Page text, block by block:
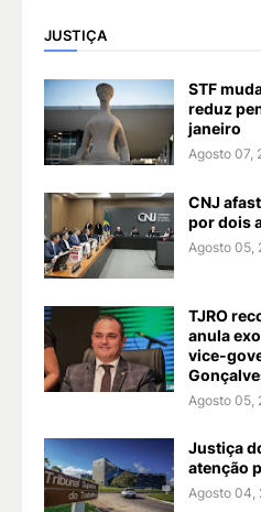
JUSTIÇA
STF
reduz
janeiro
Agosto 07,
CNJ
por dois
Agosto 05,
TJRO
anula
vice-
Agosto 05,
Justiça
atenção
Agosto 04,